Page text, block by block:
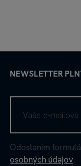
NEWSLETTER
Odoslaním
osobných údajov.